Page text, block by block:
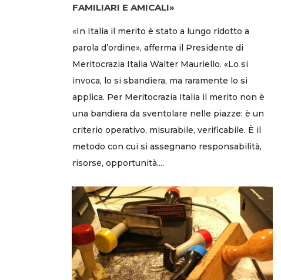
FAMILIARI E AMICALI»
«In Italia il merito è stato a lungo ridotto a
parola d’ordine», afferma il Presidente di
Meritocrazia Italia Walter Mauriello. «Lo si
invoca, lo si sbandiera, ma raramente lo si
applica. Per Meritocrazia Italia il merito non è
una bandiera da sventolare nelle piazze: è un
criterio operativo, misurabile, verificabile. È il
metodo con cui si assegnano responsabilità,
risorse, opportunità....